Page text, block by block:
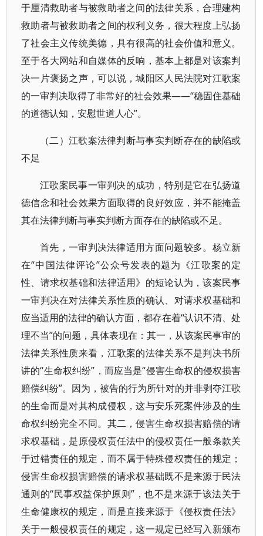
于厘清救助者与被救助者之间的法律关系，合理建构
救助者与被救助者之间的权利义务，很大程度上弘扬
了社会主义传统美德，具有很高的社会价值和意义。
至于各大网站和自媒体的反响，基本上都是对该案判
决一片褒扬之声，可以说，城阳区人民法院对江歌案
的一审判决取得了非常好的社会效果——“稳固住基础
的道德认知，安慰世道人心”。
（二）江歌案法律判断与事实判断存在的缺陷或
不足
江歌案民事一审判决的成功，特别是它在弘扬道
德信念和社会效果方面取得的良好效应，并不能掩盖
其在法律判断与事实判断方面存在的缺陷或不足。
首先，一审判决法律适用方面问题较多。杨立新
在“中国法律评论”公众号发表的题为《江歌案的定
性、请求权基础和法律适用》的短论认为，该案民事
一审判决在对法律关系性质的确认、对请求权基础和
应当适用的法律的确认方面，都存在着“认识不清、处
理不当”的问题，具体表现在：其一，从该案民事审的
法律关系性质来看，江歌案的法律关系不是判决书所
讲的“生命权纠纷”，而应当是“侵害生命权的侵权损害
赔偿纠纷”。因为，被告的行为所针对的并非剥夺江歌
的生命而是对其构成侵权，这与安乐死案件涉及的生
命权纠纷完全不同。其二，侵害生命权损害赔偿的请
求权基础，是原侵权责任法中的侵权责任一般条款关
于过错责任的规定，而不属于特殊侵权责任的规定；
侵害生命权损害赔偿的请求权基础既不是来源于民法
通则的“民事权益保护原则”，也不是来源于该法关于
生命健康权的规定，而是直接来源于《侵权责任法》
关于一般侵权责任的规定，这一规定已经写入新颁布